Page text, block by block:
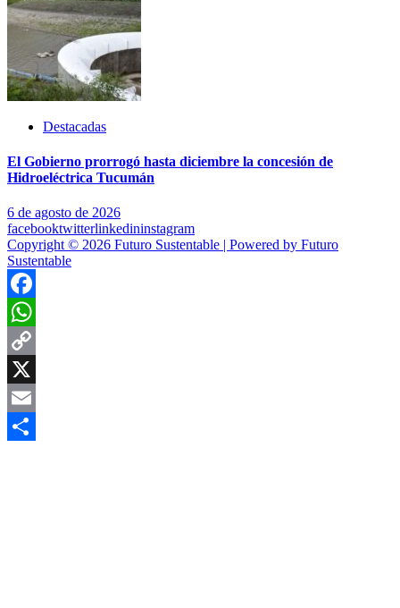
Destacadas
El Gobierno prorrogó hasta diciembre la concesión de
Hidroeléctrica Tucumán
6 de agosto de 2026
facebooktwitterlinkedininstagram
Copyright © 2026 Futuro Sustentable | Powered by Futuro
Sustentable
Facebook
WhatsApp
Copy
Link
X
Email